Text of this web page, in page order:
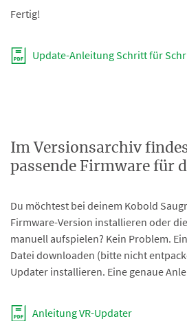
Fertig!
Update-Anleitung Schritt für
Im Versionsarchiv
passende Firmware für
Du möchtest bei deinem Kobold
Firmware-Version installieren oder
manuell aufspielen? Kein Problem.
Datei downloaden (bitte nicht
Updater installieren. Eine genaue
Anleitung VR-Updater